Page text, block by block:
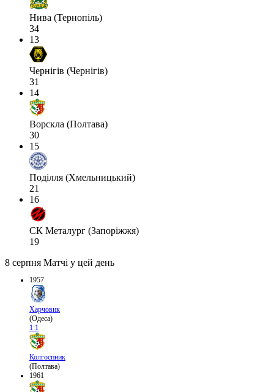
Нива (Тернопіль)
34
13
Чернігів (Чернігів)
31
14
Ворскла (Полтава)
30
15
Поділля (Хмельницький)
21
16
СК Металург (Запоріжжя)
19
8 серпня Матчі у цей день
1957
Харчовик
(Одеса)
1:1
Колгоспник
(Полтава)
1961